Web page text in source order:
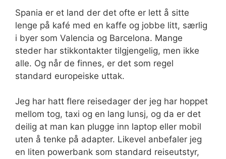
Spania er et land der det ofte er lett å sitte
lenge på kafé med en kaffe og jobbe litt, særlig
i byer som Valencia og Barcelona. Mange
steder har stikkontakter tilgjengelig, men ikke
alle. Og når de finnes, er det som regel
standard europeiske uttak.
Jeg har hatt flere reisedager der jeg har hoppet
mellom tog, taxi og en lang lunsj, og da er det
deilig at man kan plugge inn laptop eller mobil
uten å tenke på adapter. Likevel anbefaler jeg
en liten powerbank som standard reiseutstyr,